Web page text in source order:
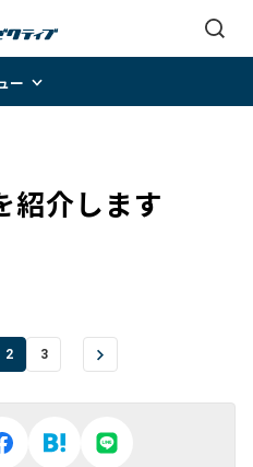
ー
紹介します
2 3